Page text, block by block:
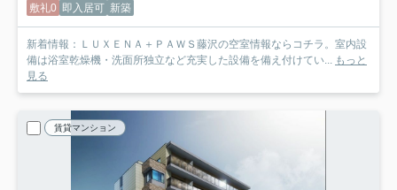
敷礼0 即入居可 新築
新着情報：ＬＵＸＥＮＡ＋ＰＡＷＳ藤沢の空室情報ならコチラ。室内設
備は浴室乾燥機・洗面所独立など充実した設備を備え付けてい... もっと
見る
賃貸マンション